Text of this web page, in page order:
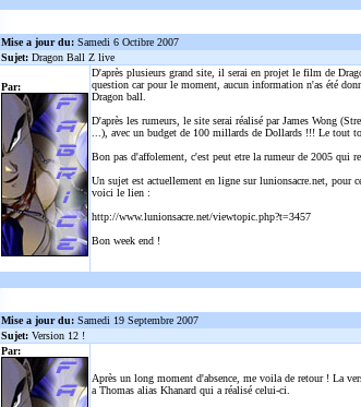
Mise a jour du: Samedi 6 Octibre 2007
Sujet: Dragon Ball Z live
Par:
D'après plusieurs grand site, il serai en projet le film de
question car pour le moment, aucun information n'as été
Dragon ball.
D'après les rumeurs, le site serai réalisé par James Wong
...), avec un budget de 100 millards de Dollards !!! Le tout
Bon pas d'affolement, c'est peut etre la rumeur de 2005 qui
Un sujet est actuellement en ligne sur lunionsacre.net, pour
voici le lien :
http://www.lunionsacre.net/viewtopic.php?t=3457
Bon week end !
Mise a jour du: Samedi 19 Septembre 2007
Sujet: Version 12 !
Par:
Après un long moment d'absence, me voila de retour ! La
a Thomas alias Khanard qui a réalisé celui-ci.